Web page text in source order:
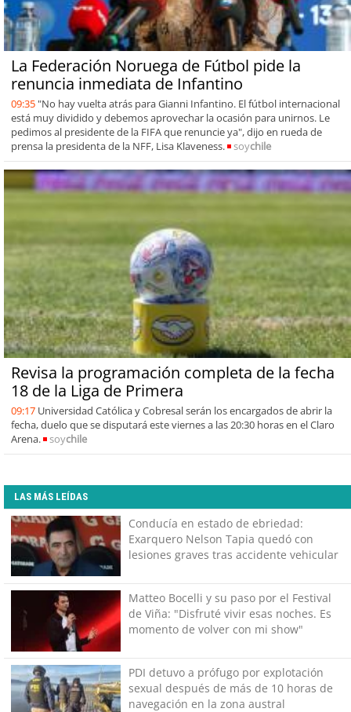
La Federación Noruega de Fútbol pide la
renuncia inmediata de Infantino
09:35 "No hay vuelta atrás para Gianni Infantino. El fútbol internacional
está muy dividido y debemos aprovechar la ocasión para unirnos. Le
pedimos al presidente de la FIFA que renuncie ya", dijo en rueda de
prensa la presidenta de la NFF, Lisa Klaveness.
soychile
Revisa la programación completa de la fecha
18 de la Liga de Primera
09:17 Universidad Católica y Cobresal serán los encargados de abrir la
fecha, duelo que se disputará este viernes a las 20:30 horas en el Claro
Arena.
soychile
LAS MÁS LEÍDAS
Conducía en estado de ebriedad:
Exarquero Nelson Tapia quedó con
lesiones graves tras accidente vehicular
Matteo Bocelli y su paso por el Festival
de Viña: "Disfruté vivir esas noches. Es
momento de volver con mi show"
PDI detuvo a prófugo por explotación
sexual después de más de 10 horas de
navegación en la zona austral